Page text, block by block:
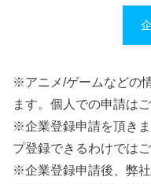
※アニメ/ゲームなどの
ます。個人での申請は
※企業登録申請を頂き
プ登録できるわけではご
※企業登録申請後、弊